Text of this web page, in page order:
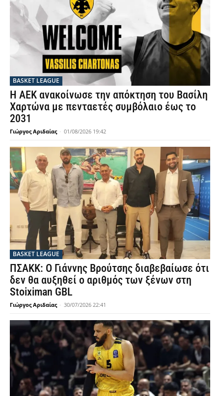
BASKET LEAGUE
Η ΑΕΚ ανακοίνωσε την απόκτηση του Βασίλη
Χαρτώνα με πενταετές συμβόλαιο έως το
2031
Γιώργος Αριδαίας - 01/08/2026 19:42
BASKET LEAGUE
ΠΣΑΚΚ: Ο Γιάννης Βρούτσης διαβεβαίωσε ότι
δεν θα αυξηθεί ο αριθμός των ξένων στη
Stoiximan GBL
Γιώργος Αριδαίας - 30/07/2026 22:41